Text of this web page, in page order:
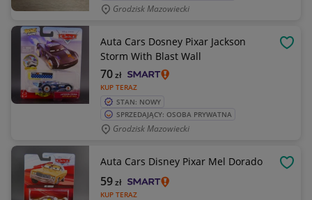
Grodzisk Mazowiecki
Auta Cars Dosney Pixar Jackson
Storm With Blast Wall
KUP TERAZ
70zł
STAN: NOWY
SPRZEDAJĄCY: OSOBA PRYWATNA
Grodzisk Mazowiecki
Auta Cars Disney Pixar Mel Dorado
KUP TERAZ
59zł